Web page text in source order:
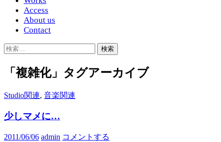
Access
About us
Contact
検
「複雑化」タグアーカイブ
Studio関連, 音楽関連
少しマメに…
2011/06/06 admin コメントする